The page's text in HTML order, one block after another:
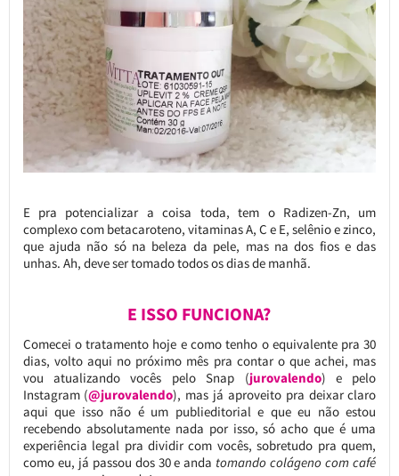
E pra potencializar a coisa toda, tem o Radizen-Zn, um
complexo com betacaroteno, vitaminas A, C e E, selênio e zinco,
que ajuda não só na beleza da pele, mas na dos fios e das
unhas. Ah, deve ser tomado todos os dias de manhã.
E ISSO FUNCIONA?
Comecei o tratamento hoje e como tenho o equivalente pra 30
dias, volto aqui no próximo mês pra contar o que achei, mas
vou atualizando vocês pelo Snap (jurovalendo) e pelo
Instagram (@jurovalendo), mas já aproveito pra deixar claro
aqui que isso não é um publieditorial e que eu não estou
recebendo absolutamente nada por isso, só acho que é uma
experiência legal pra dividir com vocês, sobretudo pra quem,
como eu, já passou dos 30 e anda tomando colágeno com café